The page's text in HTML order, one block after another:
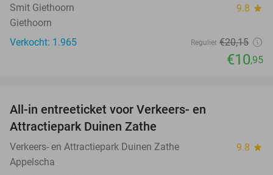
Smit Giethoorn 9.8 star
Giethoorn
Verkocht: 1.965
Regulier €20,15
€10,95
All-in entreeticket voor Verkeers- en
Attractiepark Duinen Zathe
Verkeers- en Attractiepark Duinen Zathe 9.8 star
Appelscha